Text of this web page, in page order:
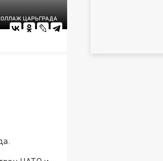
ЦАРЬГРАДА